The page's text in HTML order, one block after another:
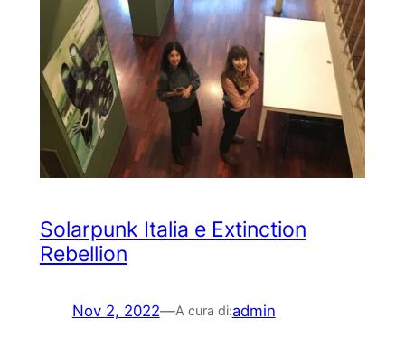
Solarpunk Italia e Extinction
Rebellion
Nov 2, 2022—A cura di:admin